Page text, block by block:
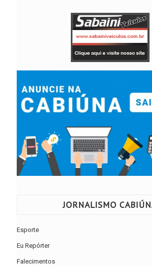
JORNALISMO
Esporte
Eu Repórter
Falecimentos